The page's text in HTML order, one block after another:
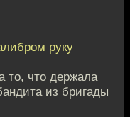
руку
то, что держала
из бригады